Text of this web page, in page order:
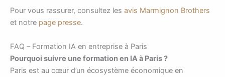
Pour vous rassurer, consultez les avis Marmignon Brothers
et notre page presse.
FAQ – Formation IA en entreprise à Paris
Pourquoi suivre une formation en IA à Paris ?
Paris est au cœur d’un écosystème économique en